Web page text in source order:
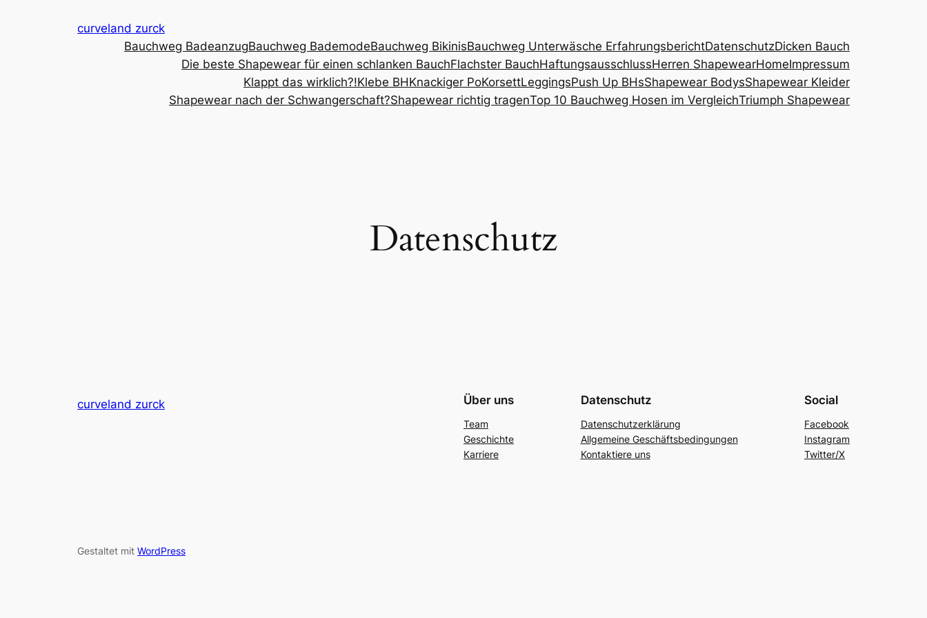
curveland zurck
Bauchweg BadeanzugBauchweg BademodeBauchweg BikinisBauchweg Unterwäsche ErfahrungsberichtDatenschutzDicken Bauch
Die beste Shapewear für einen schlanken BauchFlachster BauchHaftungsausschlussHerren ShapewearHomeImpressum
Klappt das wirklich?!Klebe BHKnackiger PoKorsettLeggingsPush Up BHsShapewear BodysShapewear Kleider
Shapewear nach der Schwangerschaft?Shapewear richtig tragenTop 10 Bauchweg Hosen im VergleichTriumph Shapewear
Datenschutz
curveland zurck Über uns
Team
Geschichte
Karriere
Datenschutz
Datenschutzerklärung
Allgemeine Geschäftsbedingungen
Kontaktiere uns
Social
Facebook
Instagram
Twitter/X
Gestaltet mit WordPress